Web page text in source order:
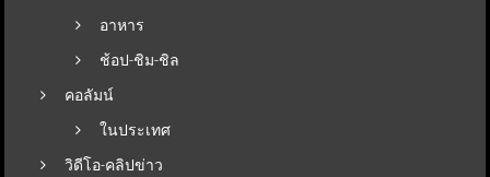
อาหาร
ช้อป-ชิม-ชิล
คอลัมน์
ในประเทศ
วิดีโอ-คลิปข่าว